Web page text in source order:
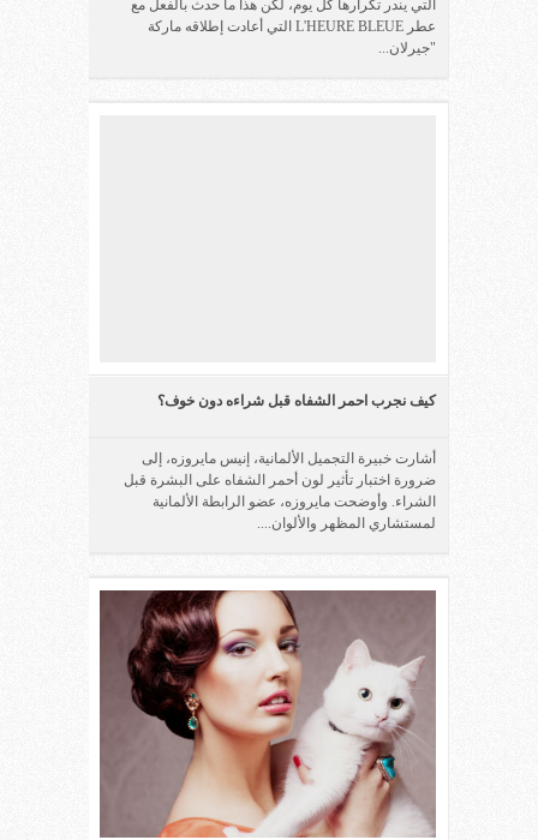
التي يندر تكرارها كل يوم، لكن هذا ما حدث بالفعل مع
عطر L'HEURE BLEUE التي أعادت إطلاقه ماركة
"جيرلان...
كيف نجرب احمر الشفاه قبل شراءه دون خوف؟
أشارت خبيرة التجميل الألمانية، إنيس مايروزه، إلى
ضرورة اختبار تأثير لون أحمر الشفاه على البشرة قبل
الشراء. وأوضحت مايروزه، عضو الرابطة الألمانية
لمستشاري المظهر والألوان....